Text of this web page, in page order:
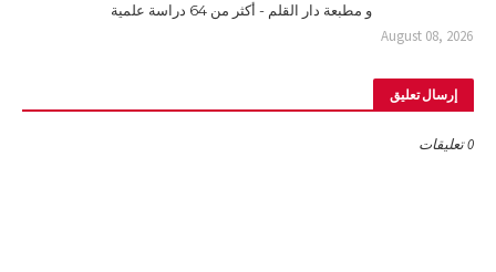
و مطبعة دار القلم - أكثر من 64 دراسة علمية
August 08, 2026
إرسال تعليق
0 تعليقات